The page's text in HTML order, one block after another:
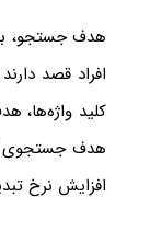
هدف جستجو،
افراد قصد
کلید واژه‌ها،
هدف جستجوی
افزایش نرخ